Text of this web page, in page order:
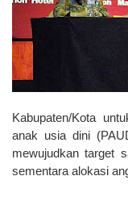
Kabupaten/Kota
anak usia dini
mewujudkan target
sementara alokasi